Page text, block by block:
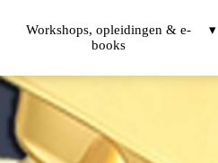
Workshops, opleidingen & e-
books